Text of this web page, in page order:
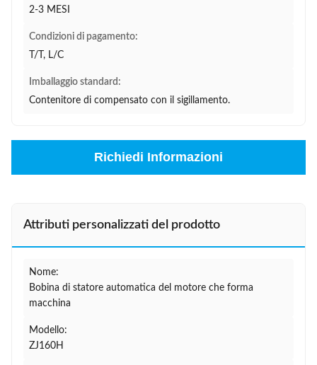
2-3 MESI
Condizioni di pagamento:
T/T, L/C
Imballaggio standard:
Contenitore di compensato con il sigillamento.
Richiedi Informazioni
Attributi personalizzati del prodotto
Nome:
Bobina di statore automatica del motore che forma
macchina
Modello:
ZJ160H